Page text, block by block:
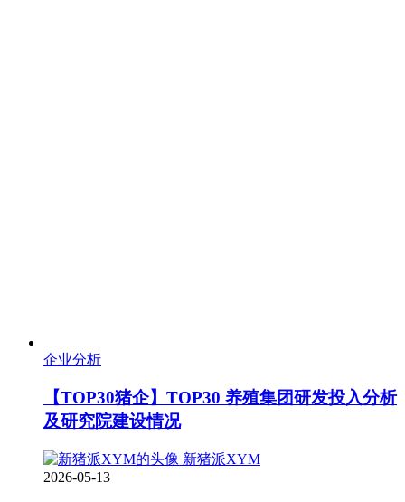
企业分析
【TOP30猪企】TOP30 养殖集团研发投入分析
及研究院建设情况
新猪派XYM
2026-05-13